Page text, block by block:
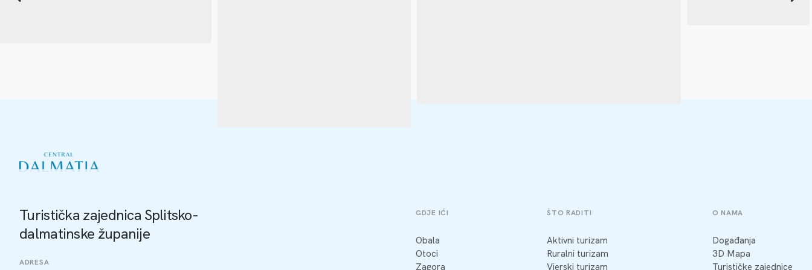
Turistička zajednica Splitsko-
dalmatinske županije
ADRESA
GDJE IĆI
Obala
Otoci
Zagora
ŠTO RADITI
Aktivni turizam
Ruralni turizam
Vjerski turizam
O NAMA
Događanja
3D Mapa
Turističke zajednice